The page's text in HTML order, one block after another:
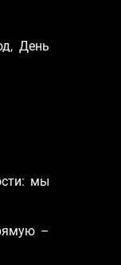
День
мы
–